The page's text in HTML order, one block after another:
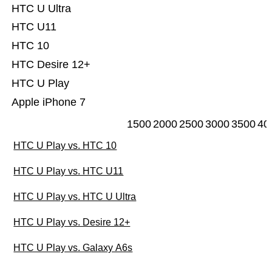
Apple iPhone 7
HTC U Play
HTC Desire 12+
HTC 10
HTC U11
HTC U Ultra
15002000250030003500
HTC U Play vs. HTC 10
HTC U Play vs. HTC U11
HTC U Play vs. HTC U Ultra
HTC U Play vs. Desire 12+
HTC U Play vs. Galaxy A6s